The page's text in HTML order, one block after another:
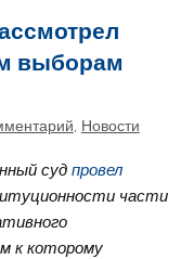
выборам
Новости
судпровел
части
к которому